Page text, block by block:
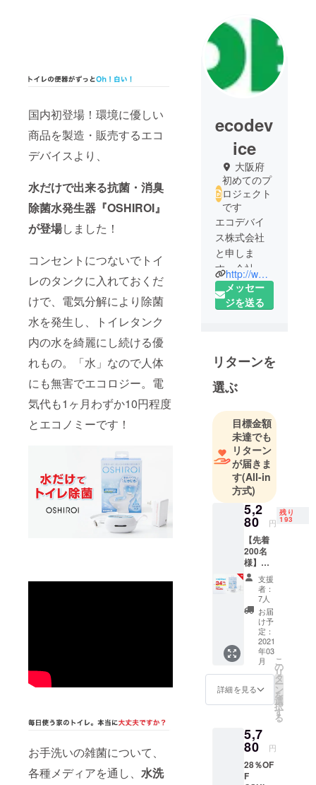
国内初登場！環境に優しい
商品を製造・販売するエコ
デバイスより、
水だけで出来る抗菌・消臭
除菌水発生器『OSHIROI』
が登場しました！
コンセントにつないでトイ
レのタンクに入れておくだ
けで、電気分解により除菌
水を発生し、トイレタンク
内の水を綺麗にし続ける優
れもの。「水」なので人体
にも無害でエコロジー。電
気代も1ヶ月わずか10円程度
とエコノミーです！
お手洗いの雑菌について、
各種メディアを通し、 水洗
ecodev
ice
大阪府
初めてのプ
ロジェクト
です
エコデバイ
ス株式会社
と申しま
す。会社の
名前の通
り、人にエ
心、安全な
商品作りを
念頭に2006
年12月に創
業しまし
た。弊社販
売商品の中
でも、特
に、LED照明
商品、除
菌・消臭商
品に関して
は、、技術
ノウハウを
蓄積してお
り、日本国
内では販売
していない
ONLY ONE
の商品をご
提供できま
すようお客
様に寄り添
と着実に歩
んまいりま
すので、ど
うぞよろし
http://www.eco-device.com/
メッセー
ジを送る
リターンを
選ぶ
目標金額
未達でも
リターン
が届きま
す(All-in
方式)
5,2
80 円
残り
193
【先着
200名
様】
34％OF
F
OSHIR
OI1個
5,280円
全国送
料無
料・税
込価格
▼配送
に間し
て 製造
国：中
個数以
上の多
くのご
支援を
いただ
支援
者：
7人
お届
け予
定：
2021
年03
月
詳細を見る
こ
の
リ
タ
ー
ン
を
選
択
す
る
5,7
80 円
28％OF
F